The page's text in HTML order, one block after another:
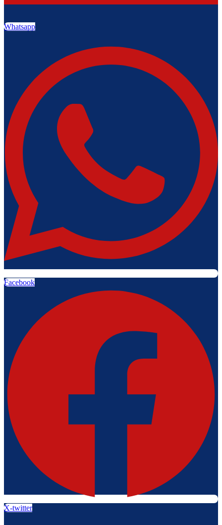
Whatsapp
Facebook
X-twitter